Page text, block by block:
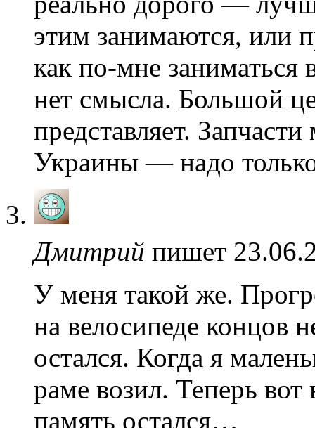
этим занимаются, или
как по-мне заниматься
нет смысла. Большой
представляет.
Украины — надо
Дмитрий пишет
У меня такой же.
на велосипеде концов
остался. Когда я
раме возил. Теперь
память остался…